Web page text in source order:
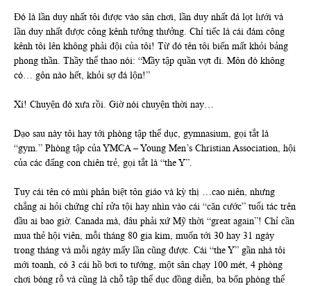
Đó là lần duy nhất tôi được vào sân chơi, lần duy nhất đá lọt lưới và
lần duy nhất được công kênh tưởng thưởng. Chỉ tiếc là cái đám công
kênh tôi lên không phải đội của tôi! Từ đó tên tôi biến mất khỏi bảng
phong thần. Thầy thể thao nói: “Mầy tập quần vợt đi. Môn đó không
có… gôn nào hết, khỏi sợ đá lộn!”
Xí! Chuyện đó xưa rồi. Giờ nói chuyện thời nay…
Dạo sau này tôi hay tới phòng tập thể dục, gymnasium, gọi tắt là
“gym.” Phòng tập của YMCA – Young Men’s Christian Association, hội
của các đấng con chiên trẻ, gọi tắt là “the Y”.
Tuy cái tên có mùi phân biệt tôn giáo và kỳ thị …cao niên, nhưng
chẳng ai hỏi chứng chỉ rửa tội hay nhìn vào cái “căn cước” tuổi tác trên
đầu ai bao giờ. Canada mà, đâu phải xứ Mỹ thời “great again”! Chỉ cần
mua thẻ hội viên, mỗi tháng 80 gia kim, muốn tới 30 hay 31 ngày
trong tháng và mỗi ngày mấy lần cũng được. Cái “the Y” gần nhà tôi
mới toanh, có 3 cái hồ bơi to tướng, một sân chạy 100 mét, 4 phòng
chơi bóng rỗ và cũng là chỗ tập thể dục đồng diễn, ba bốn phòng thể